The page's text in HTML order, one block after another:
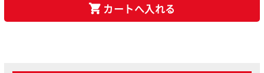
カートへ入れる